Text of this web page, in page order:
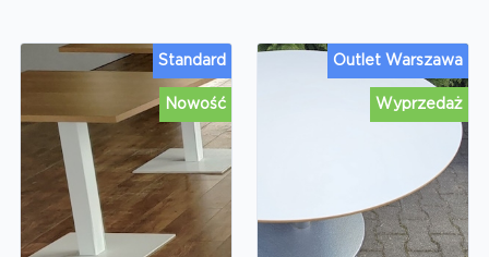
Nowość
Standard
Wyprzedaż
Outlet Warszawa